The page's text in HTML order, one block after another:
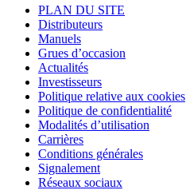
PLAN DU SITE
Distributeurs
Manuels
Grues d’occasion
Actualités
Investisseurs
Politique relative aux cookies
Politique de confidentialité
Modalités d’utilisation
Carrières
Conditions générales
Signalement
Réseaux sociaux